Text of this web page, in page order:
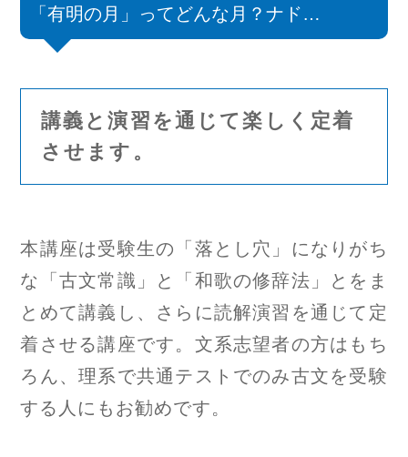
「有明の月」ってどんな月？ナド…
講義と演習を通じて楽しく定着
させます。
本講座は受験生の「落とし穴」になりがち
な「古文常識」と「和歌の修辞法」とをま
とめて講義し、さらに読解演習を通じて定
着させる講座です。文系志望者の方はもち
ろん、理系で共通テストでのみ古文を受験
する人にもお勧めです。